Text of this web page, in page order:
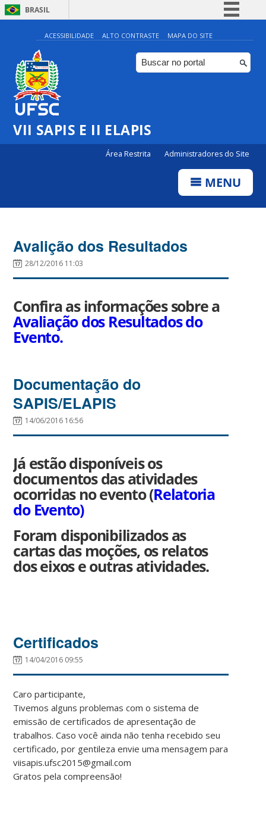
BRASIL
Simplifique!
Comunica BR
Participe
ACESSIBILIDADE ALTO CONTRASTE MAPA DO SITE
VII SAPIS E II ELAPIS
Área Restrita Administradores do Site
MENU
Avalição dos Resultados
28/12/2016 11:03
Confira as informações sobre a
Avaliação dos Resultados do
Evento.
Documentação do
SAPIS/ELAPIS
14/06/2016 16:56
Já estão disponíveis os
documentos das atividades
ocorridas no evento (Relatoria
do Evento)
Foram disponibilizados as
cartas das moções, os relatos
dos eixos e outras atividades.
Certificados
14/04/2016 09:55
Caro participante,
Tivemos alguns problemas com o sistema de
emissão de certificados de apresentação de
trabalhos. Caso você ainda não tenha recebido seu
certificado, por gentileza envie uma mensagem para
viisapis.ufsc2015@gmail.com
Gratos pela compreensão!